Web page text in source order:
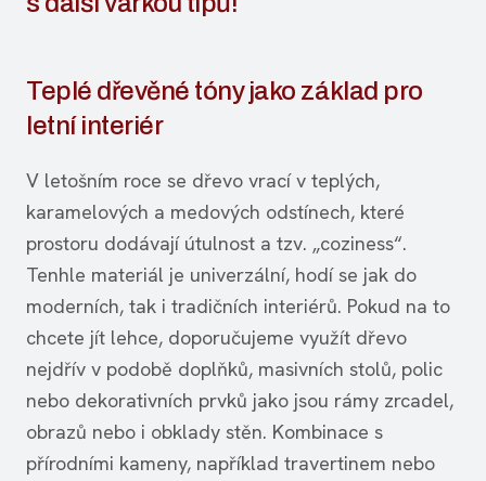
Teplé dřevěné tóny jako základ pro
letní interiér
V letošním roce se dřevo vrací v teplých,
karamelových a medových odstínech, které
prostoru dodávají útulnost a tzv. „coziness“.
Tenhle materiál je univerzální, hodí se jak do
moderních, tak i tradičních interiérů. Pokud na to
chcete jít lehce, doporučujeme využít dřevo
nejdřív v podobě doplňků, masivních stolů, polic
nebo dekorativních prvků jako jsou rámy zrcadel,
obrazů nebo i obklady stěn. Kombinace s
přírodními kameny, například travertinem nebo